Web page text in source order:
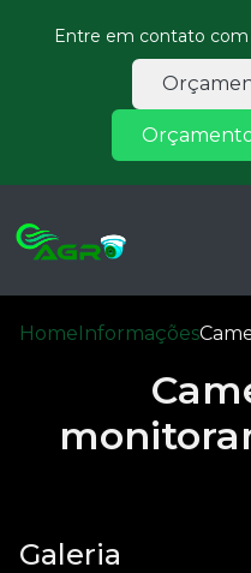
Entre em contato com
HomeInformações
Galeria